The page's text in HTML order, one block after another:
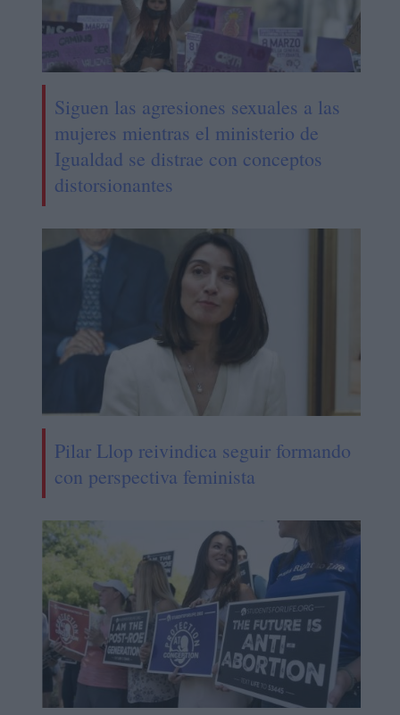
Siguen las agresiones sexuales a las
mujeres mientras el ministerio de
Igualdad se distrae con conceptos
distorsionantes
Pilar Llop reivindica seguir formando
con perspectiva feminista